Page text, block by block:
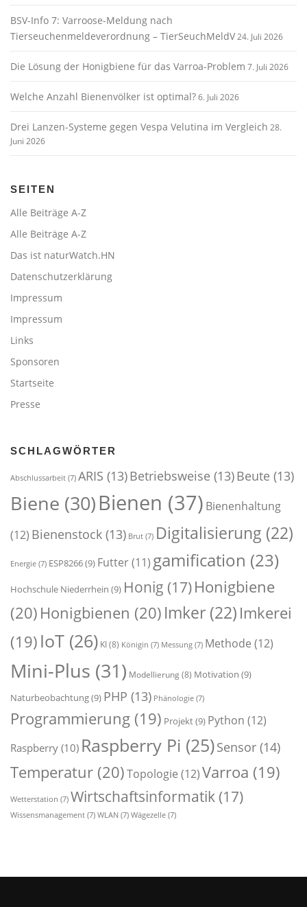
BSV-Info 7: Varroose-Meldung nach
Tierseuchenmeldeverordnung – TierSeuchMeldV24. Juli 2026
Die Lösung der Honigbiene für das Varroa-Problem 7. Juli 2026
Welche Anzahl Bienenvölker ist optimal?6. Juli 2026
Drei Lanzen-Systeme gegen Vespa Velutina im Vergleich 28.
Juni 2026
SEITEN
Alle Beiträge A-Z
Alle Beiträge A-Z
Das ist naturWatch.HN
Datenschutzerklärung
Impressum
Impressum
Links
Sponsoren
Startseite
Presse
SCHLAGWÖRTER
Abschlussarbeit (7) ARIS (13)Betriebsweise (13)Beute (13)
Biene (30)Bienen (37) Bienenhaltung
(12) Bienenstock (13) Brut (7) Digitalisierung (22)
Energie (7) ESP8266(9) Futter(11) gamification (23)
Hochschule Niederrhein (9) Honig (17)Honigbiene
(20)Honigbienen (20)Imker (22) Imkerei
(19) IoT (26) KI(8) Königin (7) Messung (7) Methode (12)
Mini-Plus (31) Modellierung(8) Motivation (9)
Naturbeobachtung(9) PHP (13) Phänologie (7)
Programmierung (19) Projekt(9) Python (12)
Raspberry (10) Raspberry Pi (25)Sensor (14)
Temperatur (20)Topologie (12)Varroa (19)
Wetterstation (7) Wirtschaftsinformatik (17)
Wissensmanagement (7) WLAN (7) Wägezelle (7)